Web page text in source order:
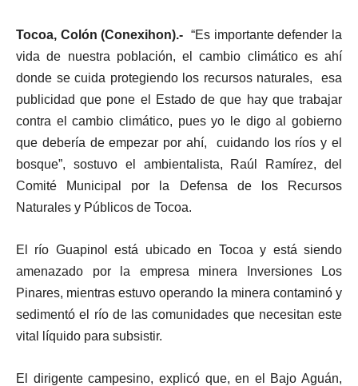
Tocoa, Colón (Conexihon).- “Es importante defender la
vida de nuestra población, el cambio climático es ahí
donde se cuida protegiendo los recursos naturales, esa
publicidad que pone el Estado de que hay que trabajar
contra el cambio climático, pues yo le digo al gobierno
que debería de empezar por ahí, cuidando los ríos y el
bosque”, sostuvo el ambientalista, Raúl Ramírez, del
Comité Municipal por la Defensa de los Recursos
Naturales y Públicos de Tocoa.
El río Guapinol está ubicado en Tocoa y está siendo
amenazado por la empresa minera Inversiones Los
Pinares, mientras estuvo operando la minera contaminó y
sedimentó el río de las comunidades que necesitan este
vital líquido para subsistir.
El dirigente campesino, explicó que, en el Bajo Aguán,